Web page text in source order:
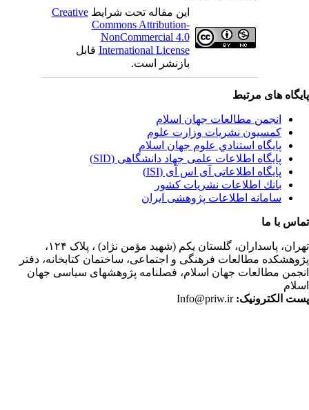
این مقاله تحت شرایطCreative
Commons Attribution-
NonCommercial 4.0
International Licenseقابل
بازنشر است.
های مرتبط
انجمن مطالعات جهان اسلام
کمسیون نشریات وزارت علوم
پايگاه استنادي علوم جهان اسلام
پایگاه اطلاعات علمی جهاد دانشگاهی (SID)
پایگاه اطلاعاتی آی اس آی (ISI)
بانك اطلاعات نشريات كشور
سامانه اطلاعات پژوهشی ایران
با ما
پاسداران، گلستان یکم (شهید مؤمن نژاد) ، پلاک ۱۲۴،
مطالعات فرهنگی و اجتماعی، ساختمان کتابخانه، دفتر
مطالعات جهان اسلام، فصلنامه پژوهشهای سیاسی جهان
الکترونیک:Info@priw.ir